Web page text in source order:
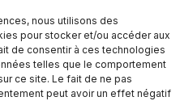
nous utilisons des
pour stocker et/ou accéder aux
de consentir à ces technologies
telles que le comportement
ce site. Le fait de ne pas
peut avoir un effet négatif
Canada